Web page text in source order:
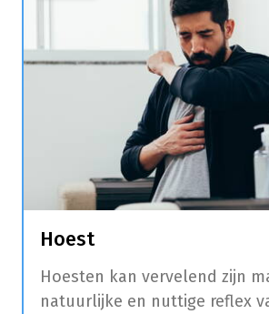
Hoest
Hoesten kan vervelend zijn
natuurlijke en nuttige reflex